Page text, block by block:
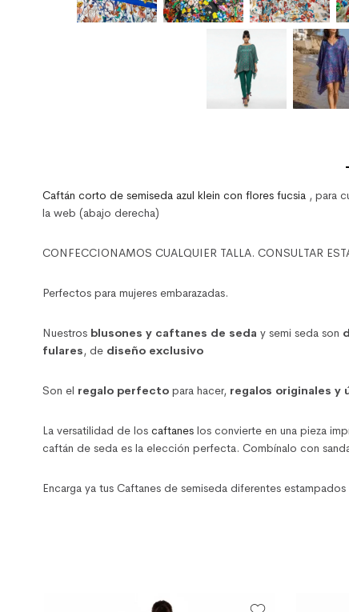
Caftán corto de semiseda azul klein con flores fucsia , para
la web (abajo derecha)
CONFECCIONAMOS CUALQUIER TALLA. CONSULTAR
Perfectos para mujeres embarazadas.
Nuestros blusones y caftanes de seda y semi seda son
fulares, de diseño exclusivo
Son el regalo perfectopara hacer, regalos originales y
La versatilidad de los caftaneslos convierte en una pieza
caftán de seda es la elección perfecta. Combínalo con
Encarga ya tus Caftanes de semiseda diferentes